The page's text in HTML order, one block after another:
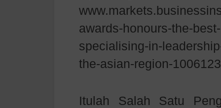
awards-honours-the-
specialising-in-
the-asian-region-
Itulah Salah Satu